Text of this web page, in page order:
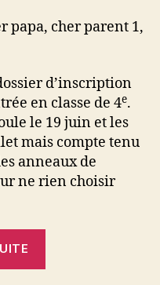
papa, cher parent 1,
d’inscription
en classe de 4e.
le 19 juin et les
mais compte tenu
anneaux de
ne rien choisir